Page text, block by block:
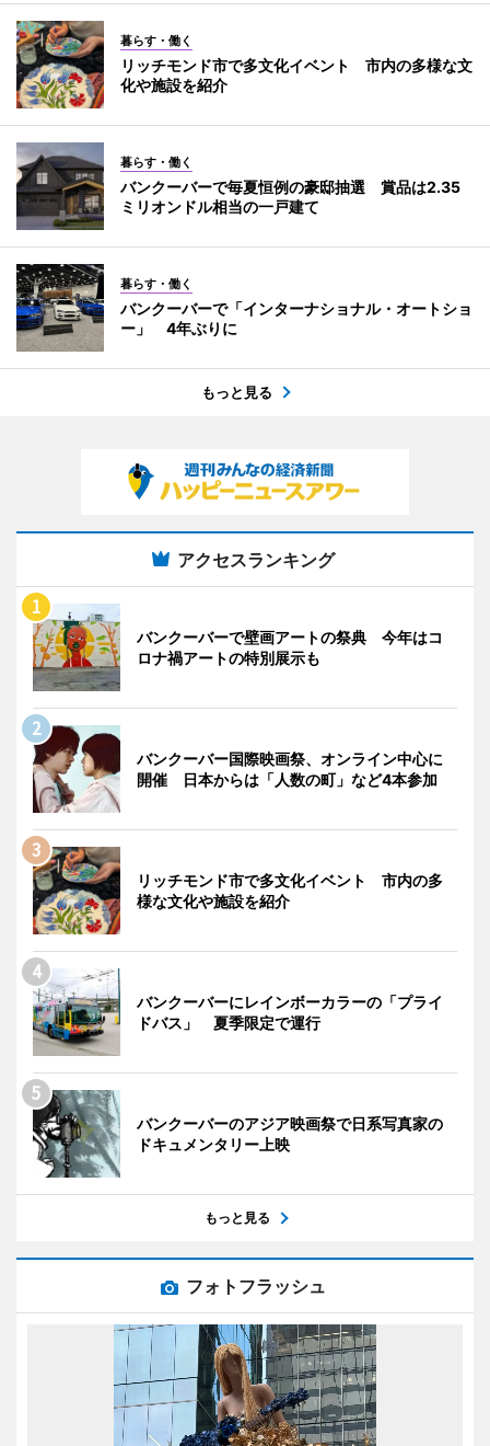
暮らす・働く
リッチモンド市で多文化イベント 市内の多様な文
化や施設を紹介
暮らす・働く
バンクーバーで毎夏恒例の豪邸抽選 賞品は2.35
ミリオンドル相当の一戸建て
暮らす・働く
バンクーバーで「インターナショナル・オートショ
ー」 4年ぶりに
もっと見る
アクセスランキング
バンクーバーで壁画アートの祭典 今年はコ
ロナ禍アートの特別展示も
バンクーバー国際映画祭、オンライン中心に
開催 日本からは「人数の町」など4本参加
リッチモンド市で多文化イベント 市内の多
様な文化や施設を紹介
バンクーバーにレインボーカラーの「プライ
ドバス」 夏季限定で運行
バンクーバーのアジア映画祭で日系写真家の
ドキュメンタリー上映
もっと見る
フォトフラッシュ